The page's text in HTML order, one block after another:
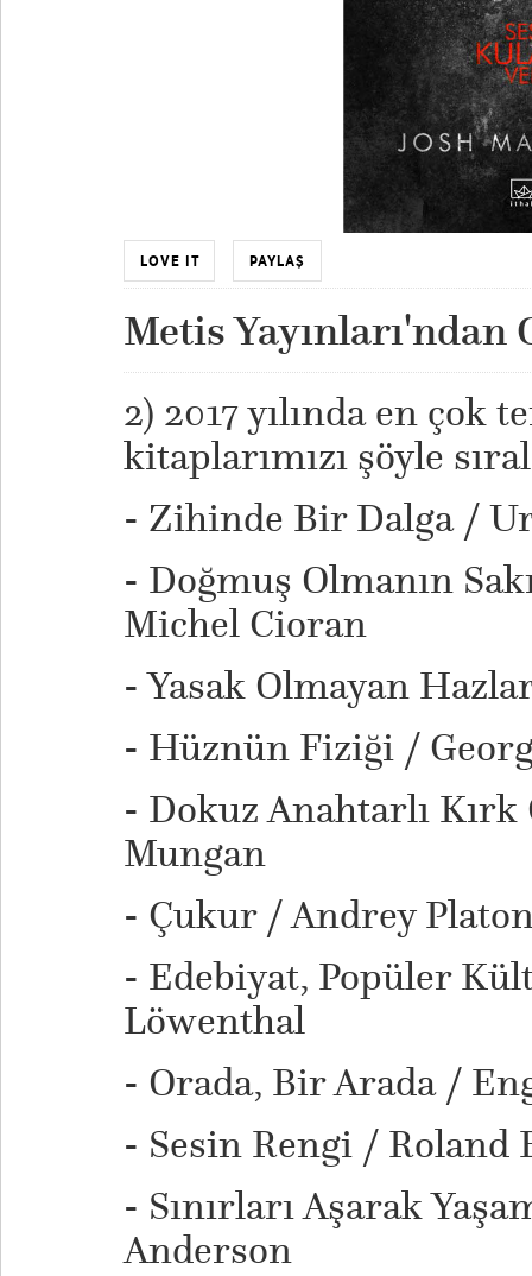
LOVE IT PAYLAŞ
Metis Yayınları'ndan
2) 2017 yılında en çok
kitaplarımızı şöyle
- Zihinde Bir Dalga /
- Doğmuş Olmanın
Michel Cioran
- Yasak Olmayan
- Hüznün Fiziği /
- Dokuz Anahtarlı
Mungan
- Çukur / Andrey
- Edebiyat, Popüler
Löwenthal
- Orada, Bir Arada /
- Sesin Rengi / Roland
- Sınırları Aşarak
Anderson